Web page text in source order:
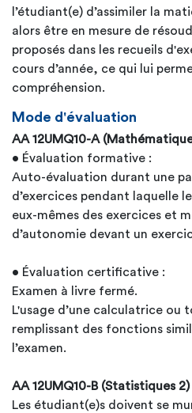
l’étudiant(e) d’assimiler la
alors être en mesure de
proposés dans les recueils
cours d’année, ce qui lui
compréhension.
Mode d'évaluation
AA 12UMQ10-A
• Évaluation formative :
Auto-évaluation durant une
d’exercices pendant laquelle
eux-mêmes des exercices et
d’autonomie devant un
• Évaluation certificative :
Examen à livre fermé.
L'usage d’une calculatrice
remplissant des fonctions
l’examen.
AA 12UMQ10-B (Statistiques 2)
Les étudiant(e)s doivent se